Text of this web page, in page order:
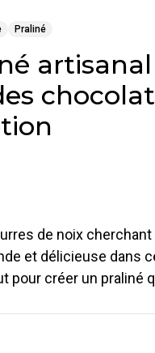
Praliné
de noix
et délicieuse dans
créer un praliné